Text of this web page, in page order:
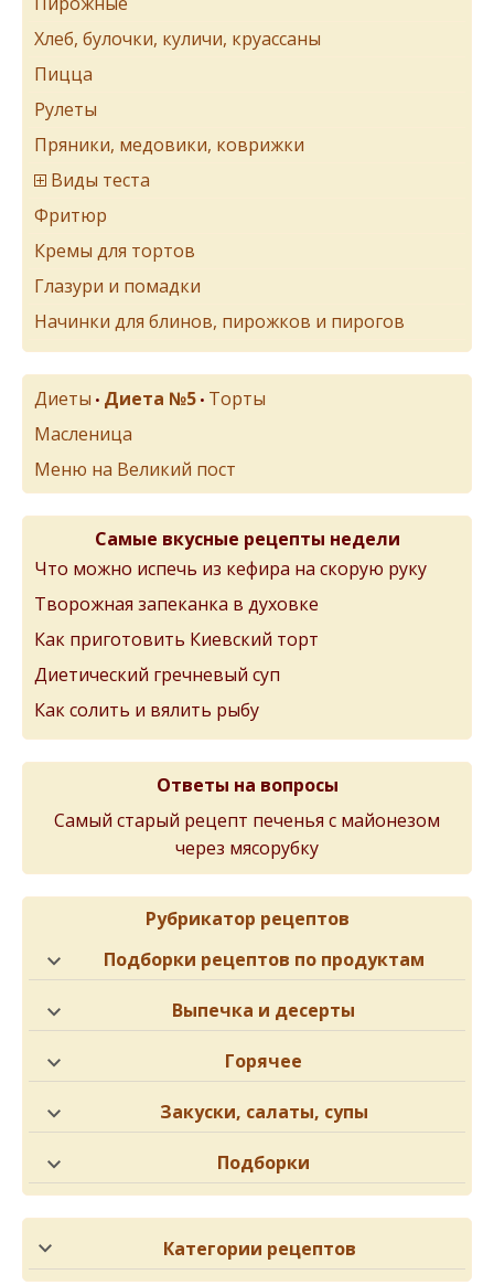
Хлеб, булочки, куличи, круассаны
Пицца
Рулеты
Пряники, медовики, коврижки
Виды теста
Фритюр
Кремы для тортов
Глазури и помадки
Начинки для блинов, пирожков и пирогов
Диеты • Диета №5 • Торты
Масленица
Меню на Великий пост
Самые вкусные рецепты недели
Что можно испечь из кефира на скорую руку
Творожная запеканка в духовке
Как приготовить Киевский торт
Диетический гречневый суп
Как солить и вялить рыбу
Ответы на вопросы
Самый старый рецепт печенья с майонезом
через мясорубку
Рубрикатор рецептов
Подборки рецептов по продуктам
Выпечка и десерты
Горячее
Закуски, салаты, супы
Подборки
Категории рецептов